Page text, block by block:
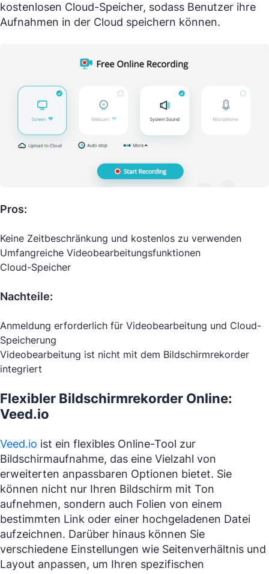
kostenlosen Cloud-Speicher, sodass Benutzer ihre
Aufnahmen in der Cloud speichern können.
Pros:
Keine Zeitbeschränkung und kostenlos zu verwenden
Umfangreiche Videobearbeitungsfunktionen
Cloud-Speicher
Nachteile:
Anmeldung erforderlich für Videobearbeitung und Cloud-
Speicherung
Videobearbeitung ist nicht mit dem Bildschirmrekorder
integriert
Flexibler Bildschirmrekorder Online:
Veed.io
Veed.io ist ein flexibles Online-Tool zur
Bildschirmaufnahme, das eine Vielzahl von
erweiterten anpassbaren Optionen bietet. Sie
können nicht nur Ihren Bildschirm mit Ton
aufnehmen, sondern auch Folien von einem
bestimmten Link oder einer hochgeladenen Datei
aufzeichnen. Darüber hinaus können Sie
verschiedene Einstellungen wie Seitenverhältnis und
Layout anpassen, um Ihren spezifischen